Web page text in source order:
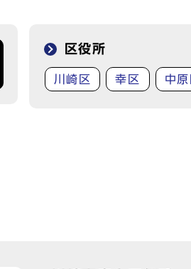
区役所
川崎区 幸区 中原